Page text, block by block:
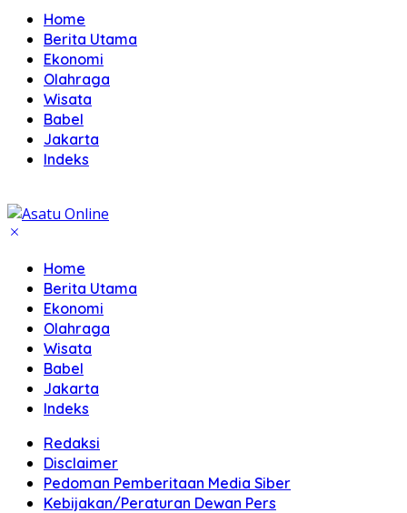
Home
Berita Utama
Ekonomi
Olahraga
Wisata
Babel
Jakarta
Indeks
Home
Berita Utama
Ekonomi
Olahraga
Wisata
Babel
Jakarta
Indeks
Redaksi
Disclaimer
Pedoman Pemberitaan Media Siber
Kebijakan/Peraturan Dewan Pers